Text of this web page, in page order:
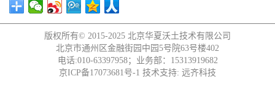
版权所有© 2015-2025 北京华夏沃土技术有限公司
北京市通州区金融街园中园5号院63号楼402
电话:010-63397958；业务部：15313919682
京ICP备17073681号-1 技术支持: 远齐科技